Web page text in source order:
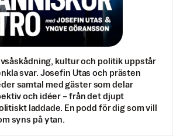
kultur och politik uppstår
svar. Josefin Utas och prästen
samtal med gäster som delar
och idéer – från det djupt
laddade. En podd för dig som vill
syns på ytan.